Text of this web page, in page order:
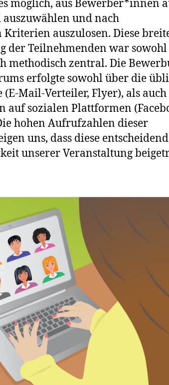
möglich, aus Bewerber*innen
auszuwählen und nach
Kriterien auszulosen. Diese
der Teilnehmenden war sowohl
methodisch zentral. Die
erfolgte sowohl über die
(E-Mail-Verteiler, Flyer), als
auf sozialen Plattformen
hohen Aufrufzahlen dieser
uns, dass diese
unserer Veranstaltung